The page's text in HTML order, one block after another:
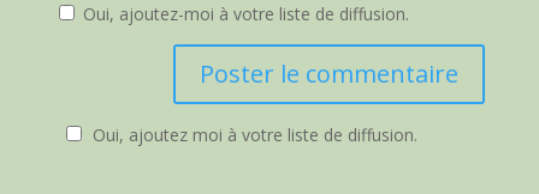
Oui, ajoutez-moi à votre liste de diffusion.
Oui, ajoutez moi à votre liste de diffusion.